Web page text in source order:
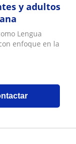
y adultos
Lengua
enfoque en la